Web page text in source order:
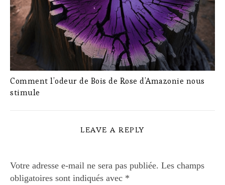
Comment l’odeur de Bois de Rose d’Amazonie nous
stimule
LEAVE A REPLY
Votre adresse e-mail ne sera pas publiée. Les champs
obligatoires sont indiqués avec *